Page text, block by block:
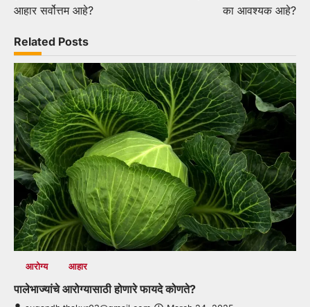
आहार सर्वोत्तम आहे?
का आवश्यक आहे?
Related Posts
आरोग्य आहार
पालेभाज्यांचे आरोग्यासाठी होणारे फायदे कोणते?